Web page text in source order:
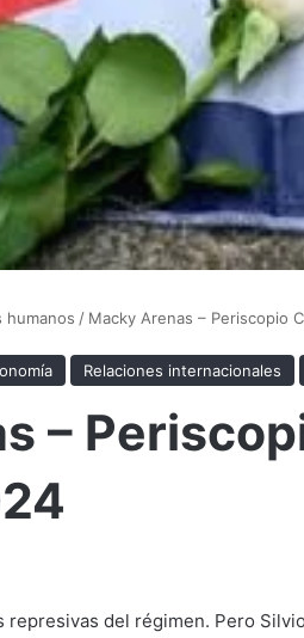
humanos / Macky Arenas – Periscopio
Relaciones internacionales
–
del régimen. Pero